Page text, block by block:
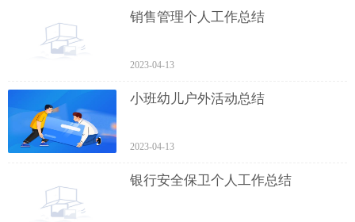
销售管理个人工作总结
2023-04-13
小班幼儿户外活动总结
2023-04-13
银行安全保卫个人工作总结